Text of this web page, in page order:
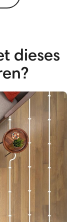
dieses